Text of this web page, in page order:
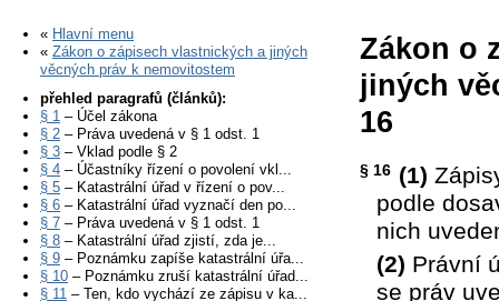
« Hlavní menu
« Zákon o zápisech vlastnických a jiných
věcných práv k nemovitostem
přehled paragrafů (článků):
§ 1 – Účel zákona
§ 2 – Práva uvedená v § 1 odst. 1
§ 3 – Vklad podle § 2
§ 4 – Účastníky řízení o povolení vkl...
§ 5 – Katastrální úřad v řízení o pov...
§ 6 – Katastrální úřad vyznačí den po...
§ 7 – Práva uvedená v § 1 odst. 1
§ 8 – Katastrální úřad zjistí, zda je...
§ 9 – Poznámku zapíše katastrální úřa...
§ 10 – Poznámku zruší katastrální úřad...
§ 11 – Ten, kdo vychází ze zápisu v ka...
Zákon o
jiných
16
§ 16 (1)
podle
nich
(2) Právní
se práv